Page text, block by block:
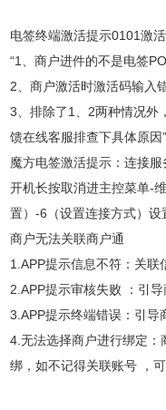
电签终端激活提示0101激
“1、商户进件的不是电签
2、商户激活时激活码输入
3、排除了1、2两种情况外
馈在线客服排查下具体原因”
魔方电签激活提示：连接服
开机长按取消进主控菜单-
置）-6（设置连接方式）
商户无法关联商户通
1.APP提示信息不符：关联
2.APP提示审核失败 ：引
3.APP提示终端错误：引导
4.无法选择商户进行绑定
绑，如不记得关联账号 ，